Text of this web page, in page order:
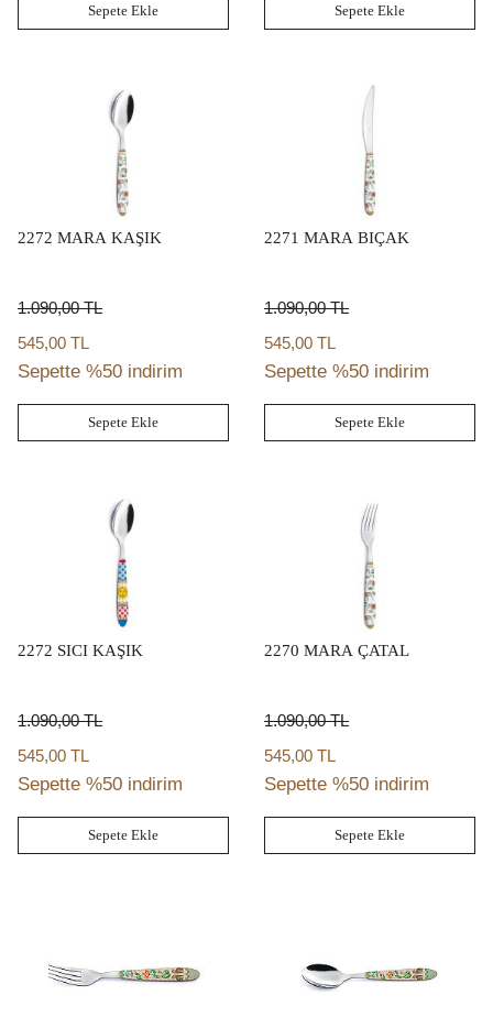
Sepete Ekle Sepete Ekle
2272 MARA KAŞIK
1.090,00TL
545,00 TL
Sepette %50 indirim
Sepete Ekle
2271 MARA BIÇAK
1.090,00TL
545,00 TL
Sepette %50 indirim
Sepete Ekle
2272 SICI KAŞIK
1.090,00TL
545,00 TL
Sepette %50 indirim
Sepete Ekle
2270 MARA ÇATAL
1.090,00TL
545,00 TL
Sepette %50 indirim
Sepete Ekle